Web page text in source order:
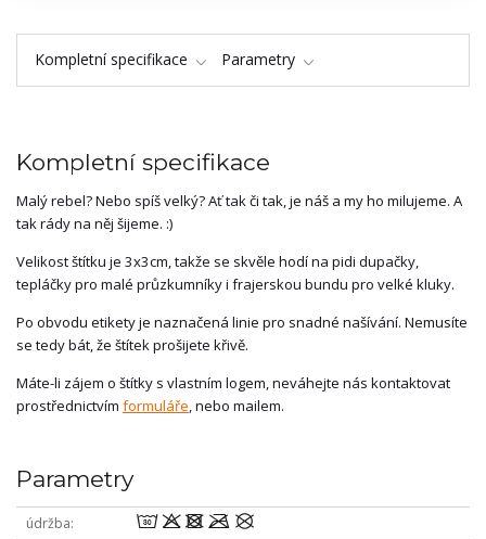
Kompletní specifikace Parametry
Kompletní specifikace
Malý rebel? Nebo spíš velký? Ať tak či tak, je náš a my ho milujeme. A
tak rády na něj šijeme. :)
Velikost štítku je 3x3cm, takže se skvěle hodí na pidi dupačky,
tepláčky pro malé průzkumníky i frajerskou bundu pro velké kluky.
Po obvodu etikety je naznačená linie pro snadné našívání. Nemusíte
se tedy bát, že štítek prošijete křivě.
Máte-li zájem o štítky s vlastním logem, neváhejte nás kontaktovat
prostřednictvím formuláře, nebo mailem.
Parametry
údržba wodmU